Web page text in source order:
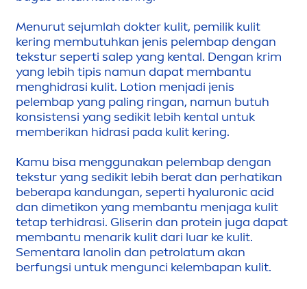
Menurut sejumlah dokter kulit, pemilik kulit
kering membutuhkan jenis pelembap dengan
tekstur seperti salep yang kental. Dengan krim
yang lebih tipis namun dapat membantu
menghidrasi kulit. Lotion menjadi jenis
pelembap yang paling ringan, namun butuh
konsistensi yang sedikit lebih kental untuk
memberikan hidrasi pada kulit kering.
Kamu bisa menggunakan pelembap dengan
tekstur yang sedikit lebih berat dan perhatikan
beberapa kandungan, seperti hyaluronic acid
dan dimetikon yang membantu menjaga kulit
tetap terhidrasi. Gliserin dan protein juga dapat
membantu menarik kulit dari luar ke kulit.
Sementara lanolin dan petrolatum akan
berfungsi untuk mengunci kelembapan kulit.